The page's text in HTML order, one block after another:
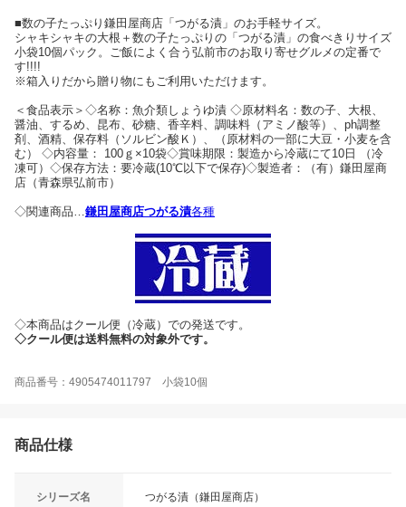
■数の子たっぷり鎌田屋商店「つがる漬」のお手軽サイズ。
シャキシャキの大根＋数の子たっぷりの「つがる漬」の食べきりサイズ
小袋10個パック。ご飯によく合う弘前市のお取り寄せグルメの定番で
す!!!!
※箱入りだから贈り物にもご利用いただけます。
＜食品表示＞◇名称：魚介類しょうゆ漬 ◇原材料名：数の子、大根、
醤油、するめ、昆布、砂糖、香辛料、調味料（アミノ酸等）、ph調整
剤、酒精、保存料（ソルビン酸Ｋ）、（原材料の一部に大豆・小麦を含
む） ◇内容量： 100ｇ×10袋◇賞味期限：製造から冷蔵にて10日 （冷
凍可）◇保存方法：要冷蔵(10℃以下で保存)◇製造者：（有）鎌田屋商
店（青森県弘前市）
◇関連商品…鎌田屋商店つがる漬各種
◇本商品はクール便（冷蔵）での発送です。
◇クール便は送料無料の対象外です。
商品番号：4905474011797 小袋10個
商品仕様
シリーズ名 つがる漬（鎌田屋商店）